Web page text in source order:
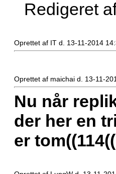
Redigeret
Oprettet af IT d. 13-11-2014
Oprettet af maichai d. 13-11-
Nu når
der her en
er tom((114((